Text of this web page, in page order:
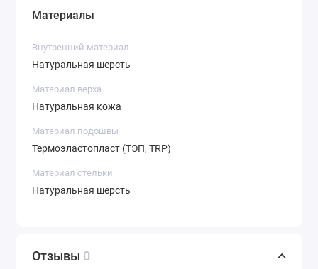
Материалы
Внутренний материал
Натуральная шерсть
Материал верха
Натуральная кожа
Материал подошвы
Термоэластопласт (ТЭП, TRP)
Материал стельки
Натуральная шерсть
Отзывы 0